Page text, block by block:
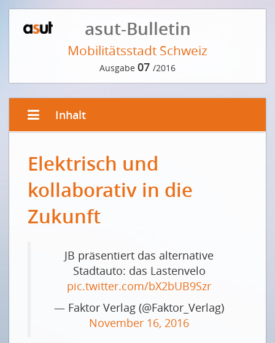
asut-Bulletin
Mobilitätsstadt Schweiz
Ausgabe 07 /2016
Inhalt
Siri sagt, der Parkplatz ist frei
Siri a dit «Une place de parking est libre»
Intelligent und schlau ist nicht dasselbe
KOLLOQUIUM
Die Verkehrswende gelingt nur vernetzt
Für neue Ideen offen wie nie zuvor
Elektrisch und kollaborativ in die Zukunft
Elektrisch und
kollaborativ in die
Zukunft
JB präsentiert das alternative
Stadtauto: das Lastenvelo
pic.twitter.com/bX2bUB9Szr
— Faktor Verlag (@Faktor_Verlag)
November 16, 2016